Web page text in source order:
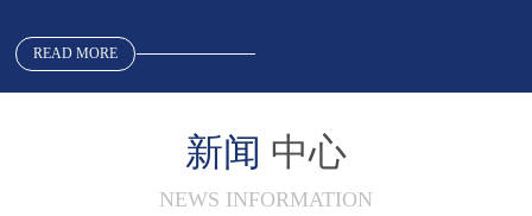
READ MORE
新闻 中心
NEWS INFORMATION